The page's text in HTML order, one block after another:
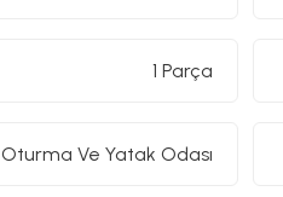
1 Parça
Oturma Ve Yatak Odası